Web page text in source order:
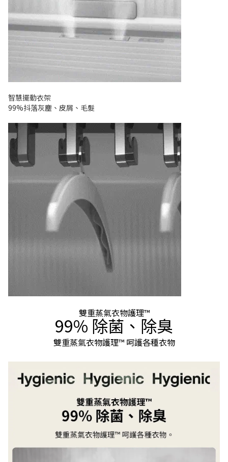
智慧擺動衣架
99%抖落灰塵、皮屑、毛髮
雙重蒸氣衣物護理™
99% 除菌、除臭
雙重蒸氣衣物護理™ 呵護各種衣物